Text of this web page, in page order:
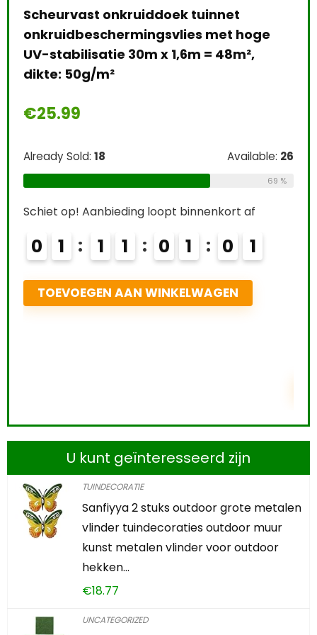
26
Easy Life EasyCarbo Plantenmest, 500
€12.24
Already Sold:21 Available:
Schiet op! Aanbieding loopt binnenkort af
U kunt geïnteresseerd zijn
TUINDECORATIE
Sanfiyya 2 stuks outdoor grote metalen
vlinder tuindecoraties outdoor muur
kunst metalen vlinder voor outdoor
hekken…
€18.77
UNCATEGORIZED